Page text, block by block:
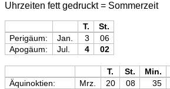
Uhrzeiten fett gedruckt = Sommerzeit
T.
St.
Perigäum:
Jan. 3
06
Apogäum:
Jul. 4 02
T. St. Min.
Äquinoktien:
Mrz. 20 08 35